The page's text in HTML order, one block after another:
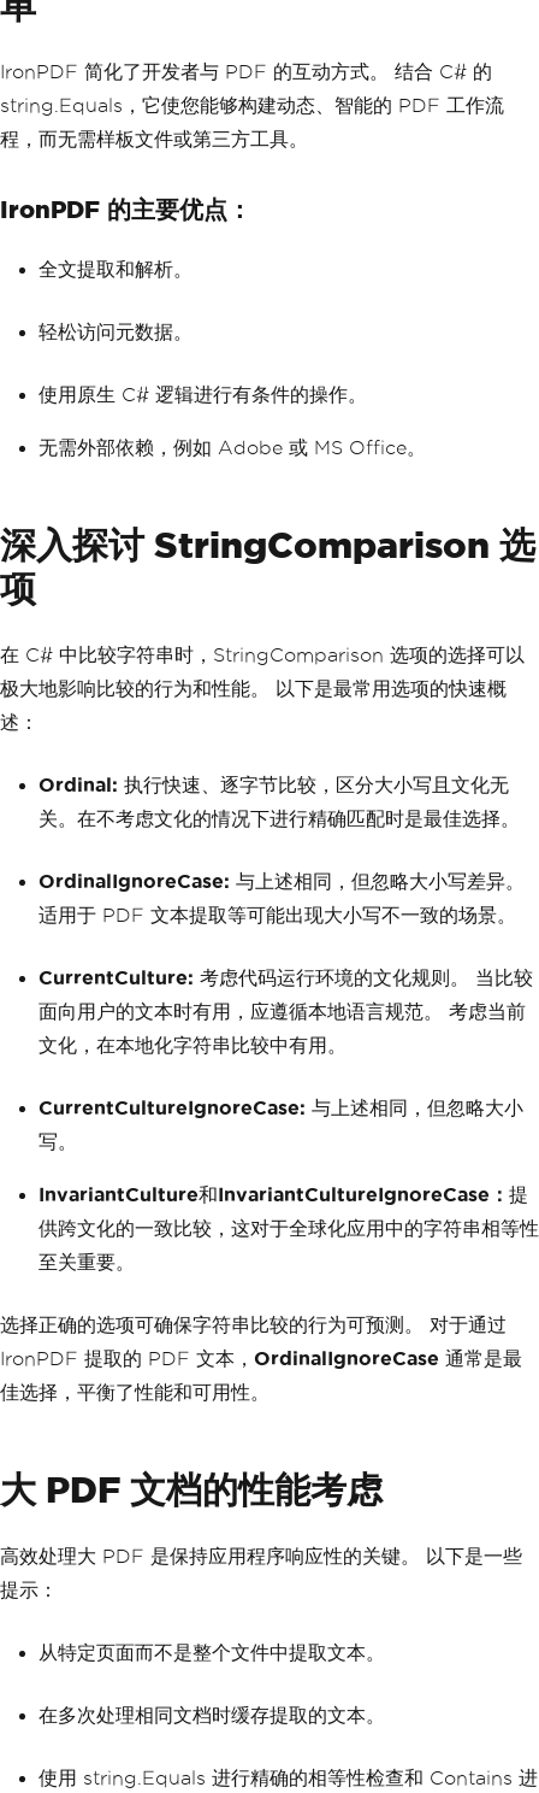
IronPDF 简化了开发者与 PDF 的互动方式。 结合 C# 的
string.Equals，它使您能够构建动态、智能的 PDF 工作流
程，而无需样板文件或第三方工具。
IronPDF 的主要优点：
全文提取和解析。
轻松访问元数据。
使用原生 C# 逻辑进行有条件的操作。
无需外部依赖，例如 Adobe 或 MS Office。
深入探讨 StringComparison 选
项
在 C# 中比较字符串时，StringComparison 选项的选择可以
极大地影响比较的行为和性能。 以下是最常用选项的快速概
述：
Ordinal: 执行快速、逐字节比较，区分大小写且文化无
关。在不考虑文化的情况下进行精确匹配时是最佳选择。
OrdinalIgnoreCase: 与上述相同，但忽略大小写差异。
适用于 PDF 文本提取等可能出现大小写不一致的场景。
CurrentCulture: 考虑代码运行环境的文化规则。 当比较
面向用户的文本时有用，应遵循本地语言规范。 考虑当前
文化，在本地化字符串比较中有用。
CurrentCultureIgnoreCase: 与上述相同，但忽略大小
写。
InvariantCulture和InvariantCultureIgnoreCase： 提
供跨文化的一致比较，这对于全球化应用中的字符串相等性
至关重要。
选择正确的选项可确保字符串比较的行为可预测。 对于通过
IronPDF 提取的 PDF 文本， OrdinalIgnoreCase 通常是最
佳选择，平衡了性能和可用性。
大 PDF 文档的性能考虑
高效处理大 PDF 是保持应用程序响应性的关键。 以下是一些
提示：
从特定页面而不是整个文件中提取文本。
在多次处理相同文档时缓存提取的文本。
使用 string.Equals 进行精确的相等性检查和 Contains 进